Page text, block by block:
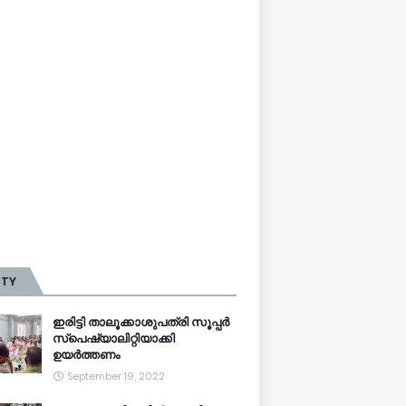
ഇരിട്ടി താലൂക്കാശുപത്രി സൂപ്പർ
സ്‌പെഷ്യാലിറ്റിയാക്കി
ഉയർത്തണം
September 19, 2022